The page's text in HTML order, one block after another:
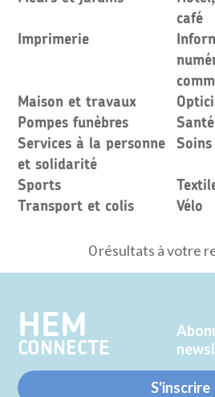
café
Imprimerie
Maison et travaux
Pompes funèbres
Services à la personne
et solidarité
Sports
Transport et colis
Vélo
0 résultats à votre
HEM
CONNECTE
S'inscrire